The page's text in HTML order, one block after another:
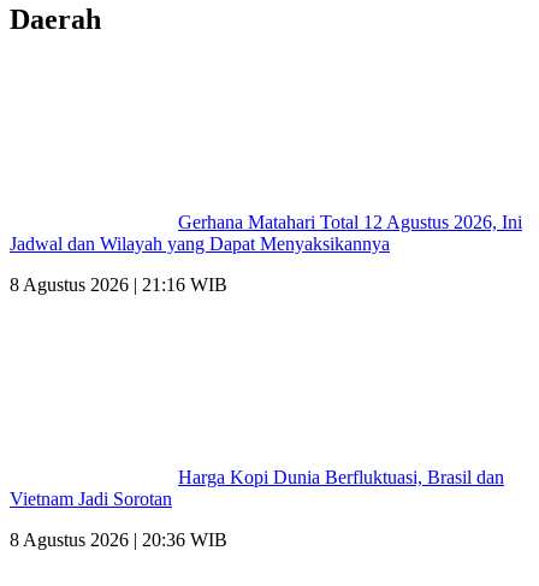
Daerah
Gerhana Matahari Total 12 Agustus 2026, Ini
Jadwal dan Wilayah yang Dapat Menyaksikannya
8 Agustus 2026 | 21:16 WIB
Harga Kopi Dunia Berfluktuasi, Brasil dan
Vietnam Jadi Sorotan
8 Agustus 2026 | 20:36 WIB